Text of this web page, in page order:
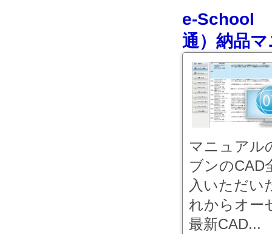
e-School
通）納品
マニュアル
ブンのCAD
入いただい
れからオー
最新CAD...